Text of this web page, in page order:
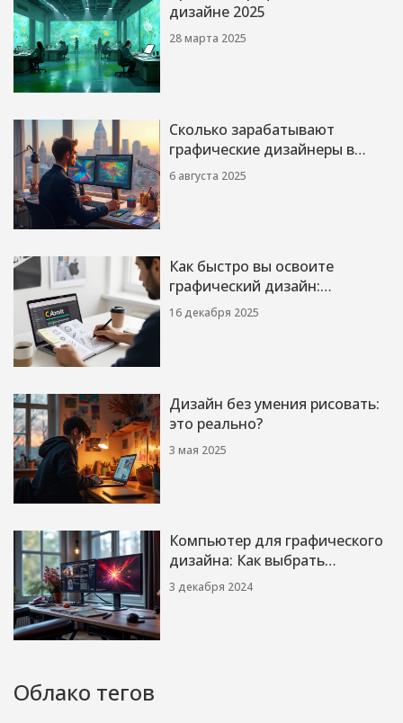
дизайне 2025
28 марта 2025
Сколько зарабатывают
графические дизайнеры в
США: свежие данные 2025
года
6 августа 2025
Как быстро вы освоите
графический дизайн:
реалистичные сроки и шаги
для новичков
16 декабря 2025
Дизайн без умения рисовать:
это реально?
3 мая 2025
Компьютер для графического
дизайна: Как выбрать
идеальное устройство
3 декабря 2024
Облако тегов